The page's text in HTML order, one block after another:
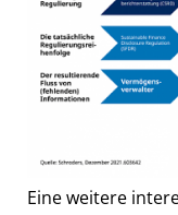
Eine weitere